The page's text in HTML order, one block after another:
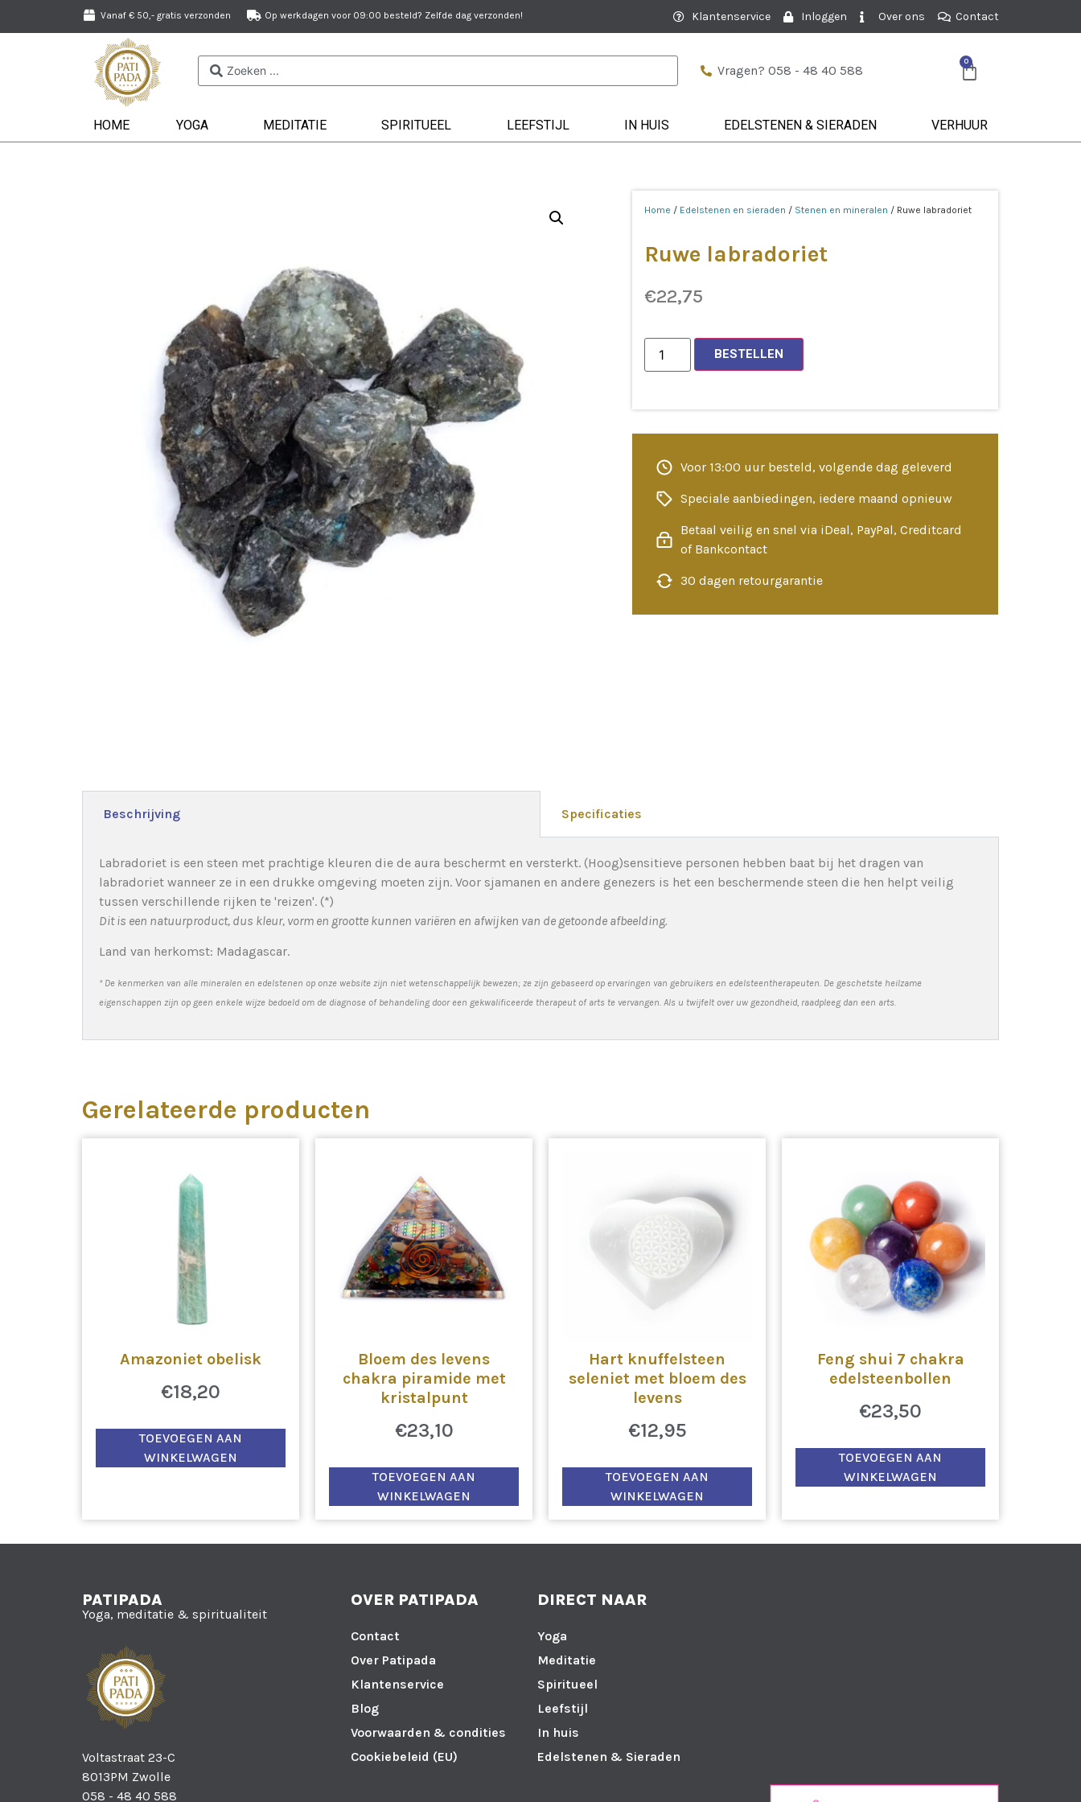
Vanaf € 50,- gratis verzonden Op werkdagen voor 09:00 besteld? Zelfde dag verzonden! Klantenservice Inloggen Over ons Contact
Vragen? 058 - 48 40 588
0
HOME YOGA MEDITATIE SPIRITUEEL LEEFSTIJL IN HUIS EDELSTENEN & SIERADEN VERHUUR
Home / Edelstenen en sieraden / Stenen en mineralen / Ruwe labradoriet
Ruwe labradoriet
€22,75
BESTELLEN
Voor 13:00 uur besteld, volgende dag geleverd
Speciale aanbiedingen, iedere maand opnieuw
Betaal veilig en snel via iDeal, PayPal, Creditcard
of Bankcontact
30 dagen retourgarantie
Beschrijving Specificaties
Labradoriet is een steen met prachtige kleuren die de aura beschermt en versterkt. (Hoog)sensitieve personen hebben baat bij het dragen van
labradoriet wanneer ze in een drukke omgeving moeten zijn. Voor sjamanen en andere genezers is het een beschermende steen die hen helpt veilig
tussen verschillende rijken te 'reizen'. (*)
Dit is een natuurproduct, dus kleur, vorm en grootte kunnen variëren en afwijken van de getoonde afbeelding.
Land van herkomst: Madagascar.
* De kenmerken van alle mineralen en edelstenen op onze website zijn niet wetenschappelijk bewezen; ze zijn gebaseerd op ervaringen van gebruikers en edelsteentherapeuten. De geschetste heilzame
eigenschappen zijn op geen enkele wijze bedoeld om de diagnose of behandeling door een gekwalificeerde therapeut of arts te vervangen. Als u twijfelt over uw gezondheid, raadpleeg dan een arts.
Gerelateerde producten
Amazoniet obelisk
€18,20
TOEVOEGEN AAN
WINKELWAGEN
Bloem des levens
chakra piramide met
kristalpunt
€23,10
TOEVOEGEN AAN
WINKELWAGEN
Hart knuffelsteen
seleniet met bloem des
levens
€12,95
TOEVOEGEN AAN
WINKELWAGEN
Feng shui 7 chakra
edelsteenbollen
€23,50
TOEVOEGEN AAN
WINKELWAGEN
PATIPADA
Yoga, meditatie & spiritualiteit
Voltastraat 23-C
8013PM Zwolle
058 - 48 40 588
OVER PATIPADA
Contact
Over Patipada
Klantenservice
Blog
Voorwaarden & condities
Cookiebeleid (EU)
DIRECT NAAR
Yoga
Meditatie
Spiritueel
Leefstijl
In huis
Edelstenen & Sieraden